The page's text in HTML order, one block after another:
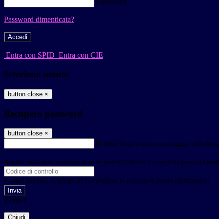
Password
Password dimenticata?
-
Entra con SPID Entra con CIE
Seleziona utente
button close ×
Recupero password
button close ×
E-mail Verrà inviato un messaggio
Non hai una e-mail associata al nome utente? Effettua il reset della password
E-mail inviata, si prega di controllare la casella di posta elettronica!
Errore
Chiudi